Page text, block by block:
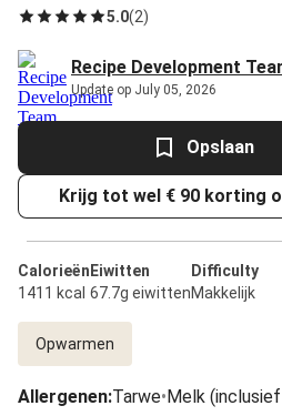
5.0(2)
Recipe Development
Update op July 05, 2026
Opslaan
Krijg tot wel € 90 korting
Calorieën
1411 kcal
Eiwitten
67.7g eiwitten
Difficulty
Makkelijk
Opwarmen
Allergenen:Tarwe•Melk